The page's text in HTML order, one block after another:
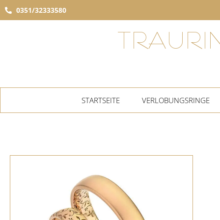
0351/32333580
STARTSEITE VERLOBUNGSRINGE